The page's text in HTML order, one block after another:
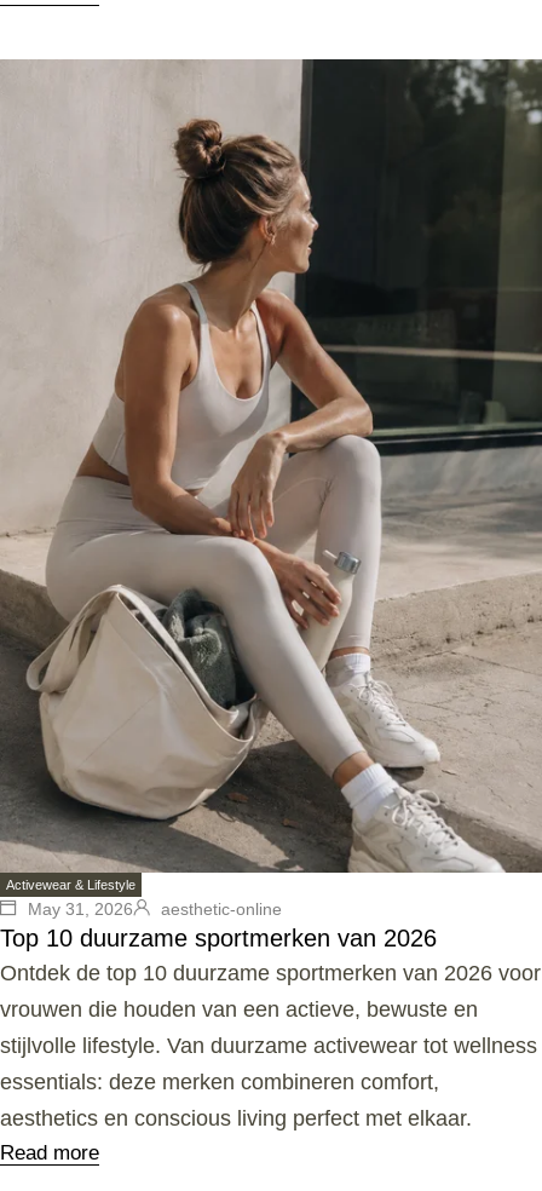
Activewear & Lifestyle
May 31, 2026 aesthetic-online
Top 10 duurzame sportmerken van 2026
Ontdek de top 10 duurzame sportmerken van 2026 voor
vrouwen die houden van een actieve, bewuste en
stijlvolle lifestyle. Van duurzame activewear tot wellness
essentials: deze merken combineren comfort,
aesthetics en conscious living perfect met elkaar.
Read more